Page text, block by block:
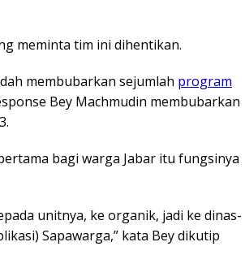
meminta tim ini dihentikan.
membubarkan sejumlah program
Bey Machmudin membubarkan
bagi warga Jabar itu fungsinya
unitnya, ke organik, jadi ke dinas-
Sapawarga,” kata Bey dikutip